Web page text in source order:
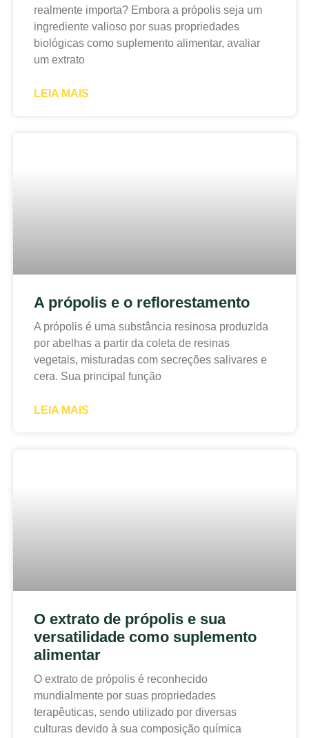
realmente importa? Embora a própolis seja um
ingrediente valioso por suas propriedades
biológicas como suplemento alimentar, avaliar
um extrato
LEIA MAIS
A própolis e o reflorestamento
A própolis é uma substância resinosa produzida
por abelhas a partir da coleta de resinas
vegetais, misturadas com secreções salivares e
cera. Sua principal função
LEIA MAIS
O extrato de própolis e sua
versatilidade como suplemento
alimentar
O extrato de própolis é reconhecido
mundialmente por suas propriedades
terapêuticas, sendo utilizado por diversas
culturas devido à sua composição química